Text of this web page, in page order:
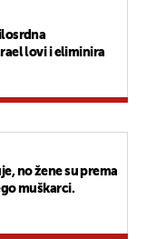
lovi i eliminira
no žene su prema
muškarci.